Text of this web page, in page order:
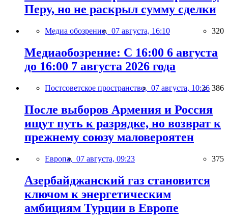
Перу, но не раскрыл сумму сделки
Медиа обозрение, 07 августа, 16:10 320
Медиаобозрение: С 16:00 6 августа
до 16:00 7 августа 2026 года
Постсоветское пространство, 07 августа, 10:26 386
После выборов Армения и Россия
ищут путь к разрядке, но возврат к
прежнему союзу маловероятен
Европа, 07 августа, 09:23 375
Азербайджанский газ становится
ключом к энергетическим
амбициям Турции в Европе